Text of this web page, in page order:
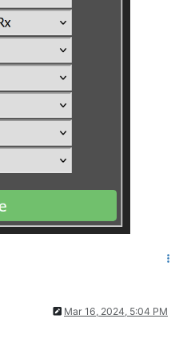
Mar 16, 2024, 5:04 PM